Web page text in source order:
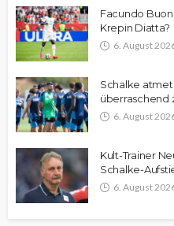
Facundo
Krepin Diatta?
6. August
Schalke
überraschend
6. August
Kult-Trainer
Schalke-
6. August